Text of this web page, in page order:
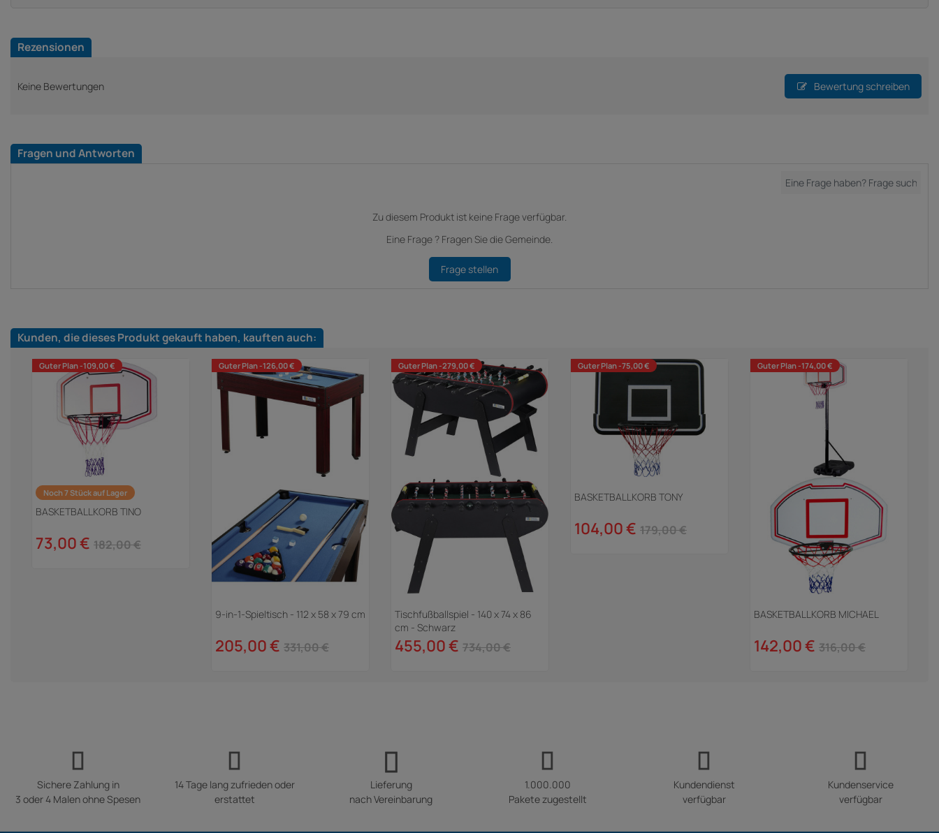
Rezensionen
Keine Bewertungen Bewertung schreiben
Fragen und Antworten
Zu diesem Produkt ist keine Frage verfügbar.
Eine Frage ? Fragen Sie die Gemeinde.
Frage stellen
Kunden, die dieses Produkt gekauft haben, kauften auch:
Guter Plan -109,00 €
Noch 7 Stück auf Lager
BASKETBALLKORB TINO
73,00 € 182,00 €
Guter Plan -126,00 €
9-in-1-Spieltisch - 112 x 58 x 79 cm
205,00 € 331,00 €
Guter Plan -279,00 €
Tischfußballspiel - 140 x 74 x 86
cm - Schwarz
455,00 € 734,00 €
Guter Plan -75,00 €
BASKETBALLKORB TONY
104,00 € 179,00 €
Guter Plan -174,00 €
BASKETBALLKORB MICHAEL
142,00 € 316,00 €
Sichere Zahlung in
3 oder 4 Malen ohne Spesen
14 Tage lang zufrieden oder
erstattet
Lieferung
nach Vereinbarung
1.000.000
Pakete zugestellt
Kundendienst
verfügbar
Kundenservice
verfügbar